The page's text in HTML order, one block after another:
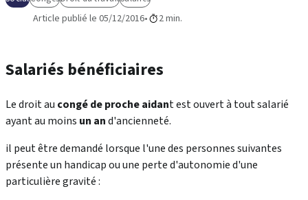
Article publié le 05/12/2016 2 min.
Salariés bénéficiaires
Le droit au congé de proche aidant est ouvert à tout salarié
ayant au moins un and'ancienneté.
il peut être demandé lorsque l'une des personnes suivantes
présente un handicap ou une perte d'autonomie d'une
particulière gravité :